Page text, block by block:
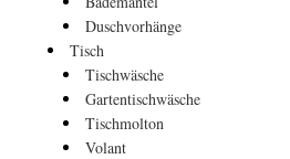
Duschvorhänge
Tisch
Tischwäsche
Gartentischwäsche
Tischmolton
Volant